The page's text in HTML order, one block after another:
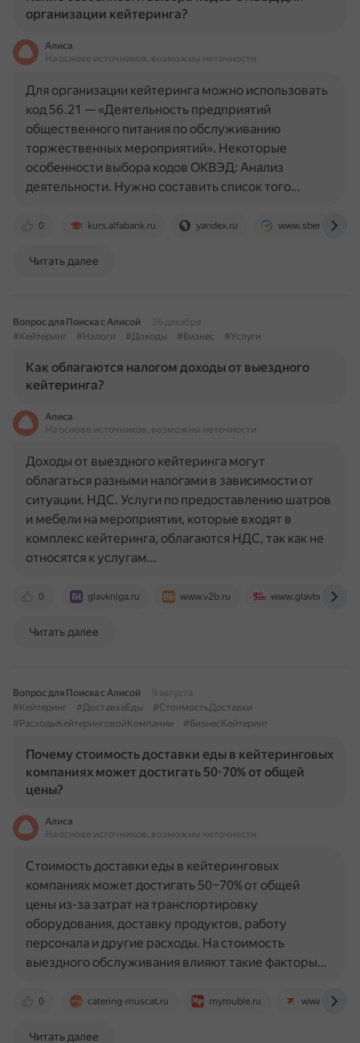
организации кейтеринга?
Алиса
На основе источников, возможны неточности
0 kurs.alfabank.ru yandex.ru www.sberbank.ru
Для организации кейтеринга можно использовать
код 56.21 — «Деятельность предприятий
общественного питания по обслуживанию
торжественных мероприятий». Некоторые
особенности выбора кодов ОКВЭД: Анализ
деятельности. Нужно составить список того…
Читать далее
Вопрос для Поиска с Алисой
26 декабря
#Кейтеринг
#Налоги #Доходы #Бизнес #Услуги
Как облагаются налогом доходы от выездного
кейтеринга?
Алиса
На основе источников, возможны неточности
0 glavkniga.ru www.v2b.ru www.glavbukh.ru
Доходы от выездного кейтеринга могут
облагаться разными налогами в зависимости от
ситуации. НДС. Услуги по предоставлению шатров
и мебели на мероприятии, которые входят в
комплекс кейтеринга, облагаются НДС, так как не
относятся к услугам…
Читать далее
Вопрос для Поиска с Алисой
9 августа
#Кейтеринг
#ДоставкаЕды
#СтоимостьДоставки
#РасходыКейтеринговойКомпании
#БизнесКейтеринг
Почему стоимость доставки еды в кейтеринговых
компаниях может достигать 50-70% от общей
цены?
Алиса
На основе источников, возможны неточности
0 catering-muscat.ru myrouble.ru www.kp.ru
Стоимость доставки еды в кейтеринговых
компаниях может достигать 50–70% от общей
цены из-за затрат на транспортировку
оборудования, доставку продуктов, работу
персонала и другие расходы. На стоимость
выездного обслуживания влияют такие факторы…
Читать далее